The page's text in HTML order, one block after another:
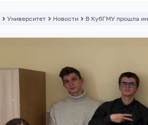
Университет Новости В КубГМУ прошла